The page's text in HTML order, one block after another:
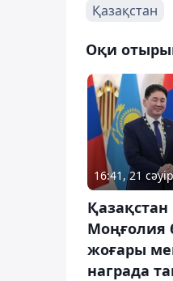
Қазақстан
Оқи
16:41, 21
Қазақстан
Моңғолия
жоғары
награда